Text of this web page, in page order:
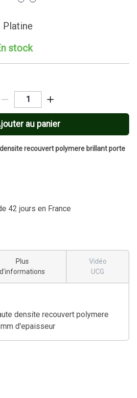
Platine
stock
au panier
recouvert polymere brillant porte
42 jours en France
Plus
d'informations
Vidéo
UCG
densite recouvert polymere
d'epaisseur